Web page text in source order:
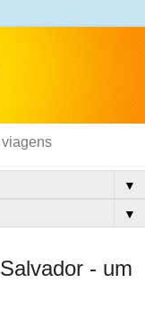
▼
▼
- um